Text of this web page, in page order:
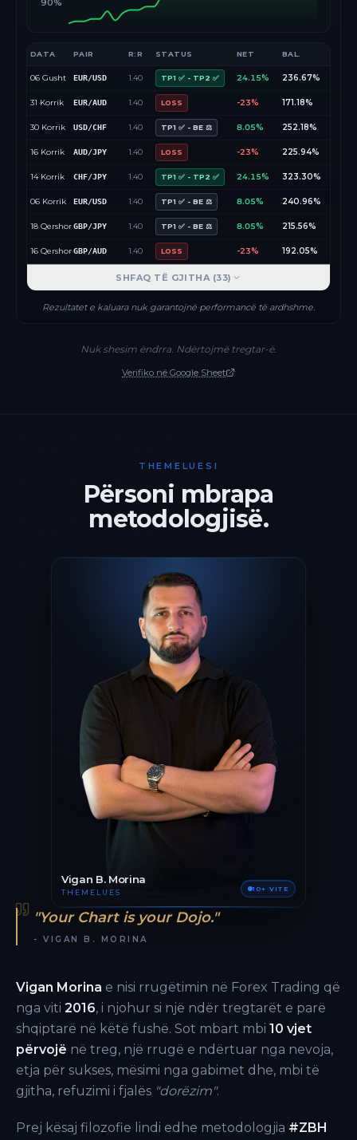
90%
DATA PAIR R:R STATUS NET BAL.
06 Gusht EUR/USD 1.40 TP1 ✅ - TP2 ✅ 24.15% 236.67%
31 Korrik EUR/AUD 1.40 LOSS -23% 171.18%
30 Korrik USD/CHF 1.40 TP1 ✅ - BE ⚖️ 8.05% 252.18%
16 Korrik AUD/JPY 1.40 LOSS -23% 225.94%
14 Korrik CHF/JPY 1.40 TP1 ✅ - TP2 ✅ 24.15% 323.30%
06 Korrik EUR/USD 1.40 TP1 ✅ - BE ⚖️ 8.05% 240.96%
18 QershorGBP/JPY 1.40 TP1 ✅ - BE ⚖️ 8.05% 215.56%
16 QershorGBP/AUD 1.40 LOSS -23% 192.05%
SHFAQ TË GJITHA (33)
Rezultatet e kaluara nuk garantojnë performancë të ardhshme.
Nuk shesim ëndrra. Ndërtojmë tregtar-ë.
Verifiko në Google Sheet
THEMELUESI
Përsoni mbrapa
metodologjisë.
Vigan B. Morina
THEMELUES 10+ VITE
"Your Chart is your Dojo."
- VIGAN B. MORINA
Vigan Morina e nisi rrugëtimin në Forex Trading që
nga viti 2016, i njohur si një ndër tregtarët e parë
shqiptarë në këtë fushë. Sot mbart mbi 10 vjet
përvojë në treg, një rrugë e ndërtuar nga nevoja,
etja për sukses, mësimi nga gabimet dhe, mbi të
gjitha, refuzimi i fjalës "dorëzim".
Prej kësaj filozofie lindi edhe metodologjia #ZBH